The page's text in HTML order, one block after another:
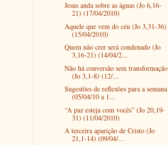
Jesus anda sobre as águas (Jo 6,16-
21) (17/04/2010)
Aquele que vem do céu (Jo 3,31-36)
(15/04/2010)
Quem não crer será condenado (Jo
3,16-21) (14/04/2...
Não há conversão sem transformação
(Jo 3,1-8) (12/...
Sugestões de reflexões para a semana
(05/04/10 a 1...
“A paz esteja com vocês” (Jo 20,19-
31) (11/04/2010)
A terceira aparição de Cristo (Jo
21,1-14) (09/04/...